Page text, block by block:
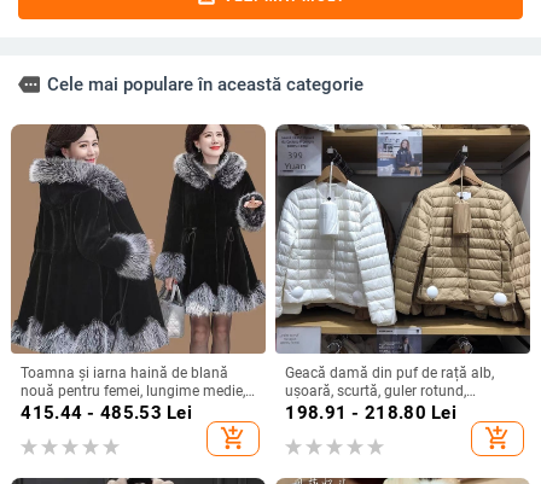
more Cele mai populare în această categorie
Toamna și iarna haină de blană
nouă pentru femei, lungime medie,
stil coreean, blană de vulpe
artificială, guler de blană de nurcă,
catifea îngroșată, haină pentru
415.44 - 485.53 Lei
add_shopping_cart
Geacă damă din puf de rață alb,
ușoară, scurtă, guler rotund,
umplutură de cașmir 51–55%
198.91 - 218.80 Lei
add_shopping_cart